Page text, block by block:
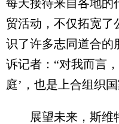
每天接待来自各地的
贸活动，不仅拓宽了
识了许多志同道合的
诉记者：“对我而言
庭’，也是上合组织
展望未来，斯维特